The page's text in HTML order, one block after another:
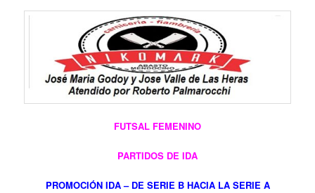
FUTSAL FEMENINO
PARTIDOS DE IDA
PROMOCIÓN IDA – DE SERIE B HACIA LA SERIE A